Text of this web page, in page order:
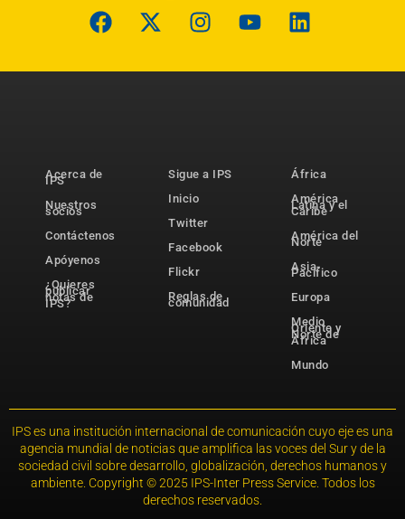
Acerca de
IPS
Nuestros
socios
Contáctenos
Apóyenos
¿Quieres
publicar
notas de
IPS?
Sigue a IPS
Inicio
Twitter
Facebook
Flickr
Reglas de
comunidad
África
América
Latina y el
Caribe
América del
Norte
Asia-
Pacífico
Europa
Medio
Oriente y
Norte de
África
Mundo
IPS es una institución internacional de comunicación cuyo eje es una
agencia mundial de noticias que amplifica las voces del Sur y de la
sociedad civil sobre desarrollo, globalización, derechos humanos y
ambiente. Copyright © 2025 IPS-Inter Press Service. Todos los
derechos reservados.